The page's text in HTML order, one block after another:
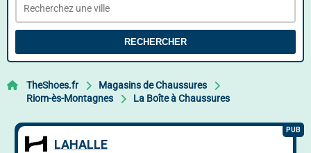
RECHERCHER
TheShoes.fr
Magasins de Chaussures
Riom-ès-Montagnes
La Boîte à Chaussures